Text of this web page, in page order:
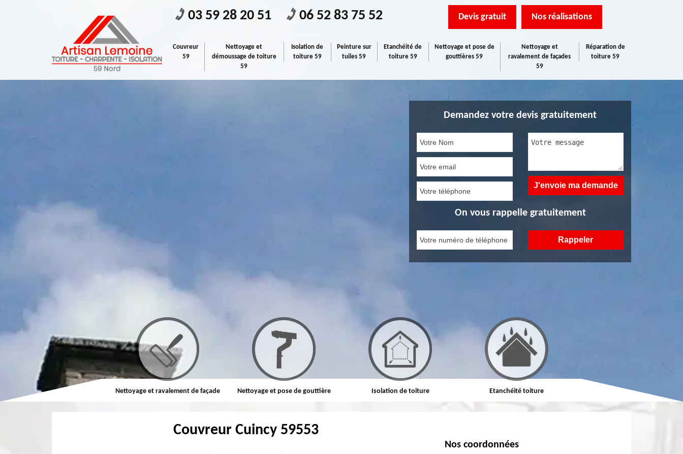
03 59 28 20 51 06 52 83 75 52 Devis gratuit Nos réalisations
Couvreur
59
Nettoyage et
démoussage de toiture
59
Isolation de
toiture 59
Peinture sur
tuiles 59
Etanchéité de
toiture 59
Nettoyage et pose de
gouttières 59
Nettoyage et
ravalement de façades
59
Réparation de
toiture 59
Demandez votre devis gratuitement
On vous rappelle gratuitement
Couvreur Nettoyage et ravalement de façade Nettoyage et pose de gouttière Isolation de toiture Etanchéité toiture Réparation de toiture
Couvreur Cuincy 59553
Nos coordonnées